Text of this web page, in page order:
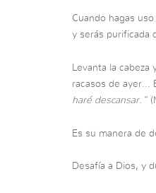
Cuando hagas
y serás purificada
Levanta la
racasos de ayer…
haré descansar.”
Es su manera de
Desafía a Dios, y